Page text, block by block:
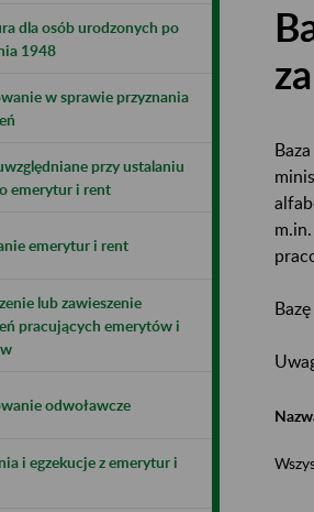
dla osób urodzonych po
1948
w sprawie przyznania
przy ustalaniu
emerytur i rent
emerytur i rent
lub zawieszenie
pracujących emerytów i
odwoławcze
i egzekucje z emerytur i